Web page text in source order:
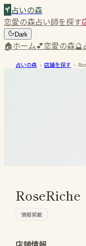
占いの森
恋愛の森占い師を探す
Dark
🏠ホーム💕恋愛の森🔮
占いの森 › 店舗を探す ›
RoseRiche
情報掲載